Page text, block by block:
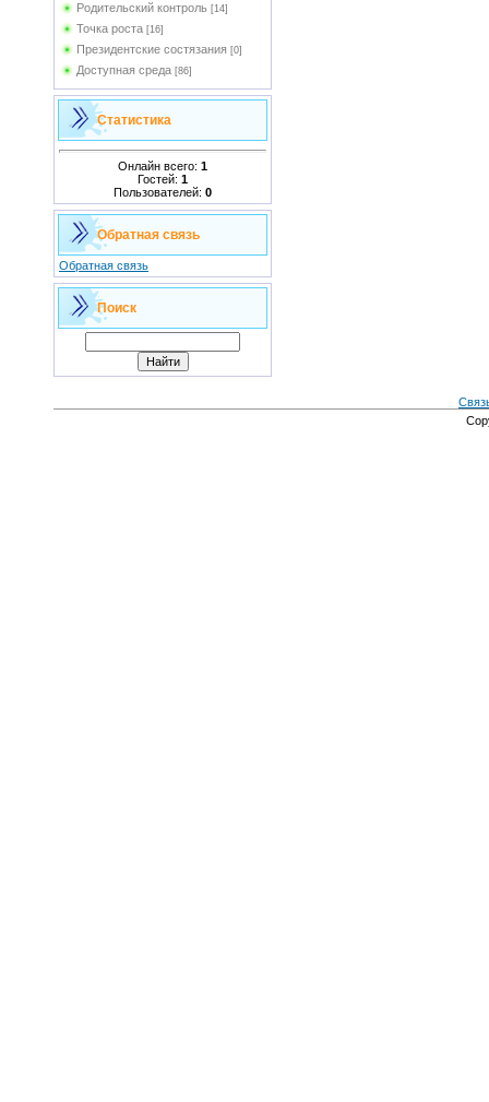
Родительский контроль [14]
Точка роста [16]
Президентские состязания [0]
Доступная среда [86]
Статистика
Онлайн всего: 1
Гостей: 1
Пользователей: 0
Обратная связь
Обратная связь
Поиск